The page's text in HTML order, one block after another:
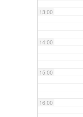
13:00
14:00
15:00
16:00